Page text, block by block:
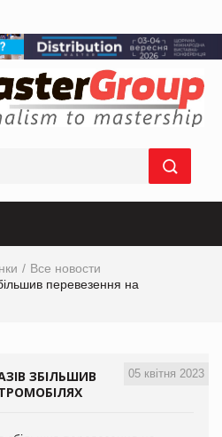
Все новости
перевезення на
05 квітня 2023
ЗБІЛЬШИВ